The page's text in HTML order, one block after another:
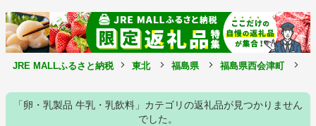
JRE MALLふるさと納税 東北 福島県 福島県西会津町
「卵・乳製品 牛乳・乳飲料」カテゴリの返礼品が見つかりません
でした。